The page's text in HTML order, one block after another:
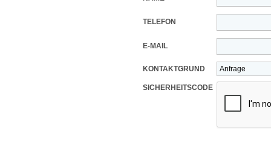
TELEFON
E-MAIL
KONTAKTGRUND
SICHERHEITSCODE